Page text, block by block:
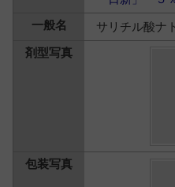
サリチル酸ナ